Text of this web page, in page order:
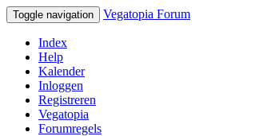
Toggle navigation Vegatopia Forum
Index
Help
Kalender
Inloggen
Registreren
Vegatopia
Forumregels